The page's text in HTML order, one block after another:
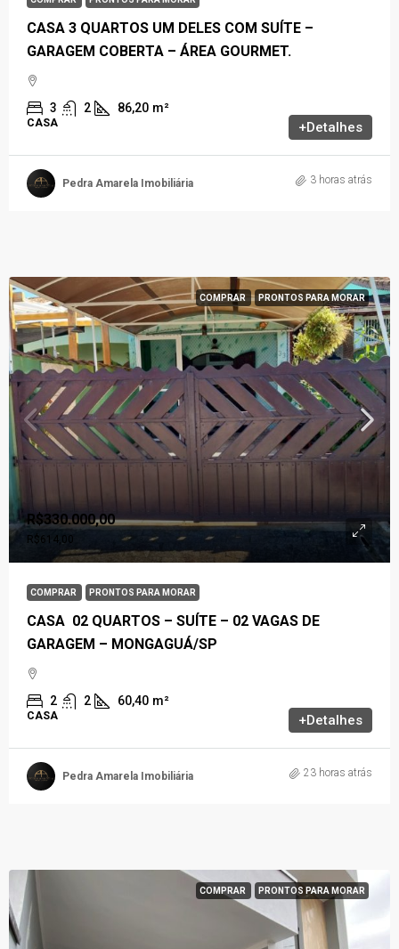
CASA 3 QUARTOS UM DELES COM SUÍTE –
GARAGEM COBERTA – ÁREA GOURMET.
3 2 86,20 m²
CASA +Detalhes
Pedra Amarela Imobiliária 3 horas atrás
COMPRAR PRONTOS PARA MORAR
R$330.000,00
R$614,00
COMPRAR PRONTOS PARA MORAR
CASA 02 QUARTOS – SUÍTE – 02 VAGAS DE
GARAGEM – MONGAGUÁ/SP
2 2 60,40 m²
CASA +Detalhes
Pedra Amarela Imobiliária 23 horas atrás
COMPRAR PRONTOS PARA MORAR